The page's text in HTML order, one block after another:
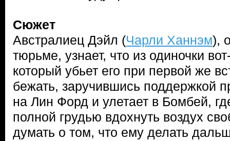
Сюжет
Австралиец Дэйл (Чарли Ханнэм),
тюрьме, узнает, что из одиночки
который убьет его при первой же
бежать, заручившись поддержкой
на Лин Форд и улетает в Бомбей,
полной грудью вдохнуть воздух
думать о том, что ему делать